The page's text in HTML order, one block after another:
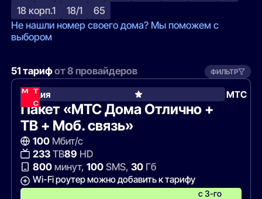
18 корп.1
18/1
65
Не нашли номер своего дома? Мы поможем с
выбором
51 тарифот 8 провайдеров ФИЛЬТР
Акция МТС
Пакет «МТС Дома Отлично +
ТВ + Моб. связь»
100Мбит/с
233ТВ89 HD
800минут, 100SMS, 30Гб
Wi-Fi роутер можно добавить к тарифу
с 3-го